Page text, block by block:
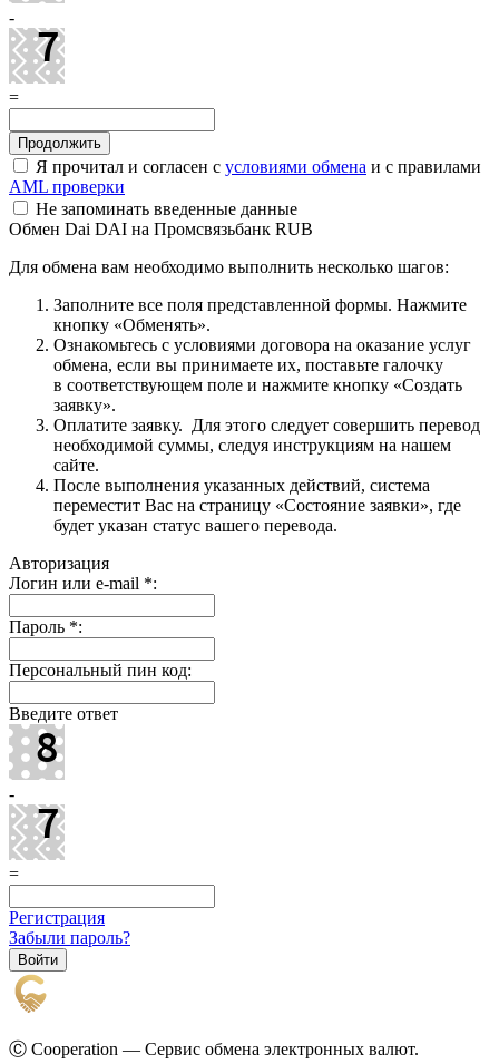
-
=
Я прочитал и согласен с условиями обмена и с правилами
AML проверки
Не запоминать введенные данные
Обмен Dai DAI на Промсвязьбанк RUB
Для обмена вам необходимо выполнить несколько шагов:
Заполните все поля представленной формы. Нажмите
кнопку «Обменять».
Ознакомьтесь с условиями договора на оказание услуг
обмена, если вы принимаете их, поставьте галочку
в соответствующем поле и нажмите кнопку «Создать
заявку».
Оплатите заявку. Для этого следует совершить перевод
необходимой суммы, следуя инструкциям на нашем
сайте.
После выполнения указанных действий, система
переместит Вас на страницу «Состояние заявки», где
будет указан статус вашего перевода.
Авторизация
Логин или e-mail *:
Пароль *:
Персональный пин код:
Введите ответ
-
=
Регистрация
Забыли пароль?
Ⓒ Cooperation — Сервис обмена электронных валют.